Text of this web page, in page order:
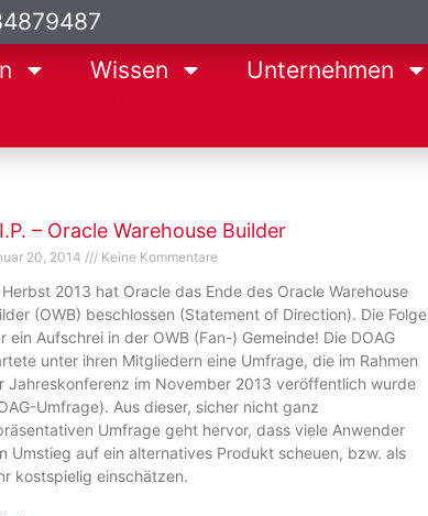
Wissen Unternehmen
– Oracle Warehouse Builder
20, 2014 Keine Kommentare
Herbst 2013 hat Oracle das Ende des Oracle Warehouse
(OWB) beschlossen (Statement of Direction). Die Folge
ein Aufschrei in der OWB (Fan-) Gemeinde! Die DOAG
unter ihren Mitgliedern eine Umfrage, die im Rahmen
Jahreskonferenz im November 2013 veröffentlich wurde
Umfrage). Aus dieser, sicher nicht ganz
Umfrage geht hervor, dass viele Anwender
Umstieg auf ein alternatives Produkt scheuen, bzw. als
kostspielig einschätzen.
SeiteSeiteSeiteSeite
Seite